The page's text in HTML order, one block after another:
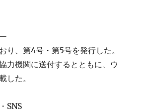
り、第4号・第5号を発行した。
力機関に送付するとともに、ウ
した。
SNS